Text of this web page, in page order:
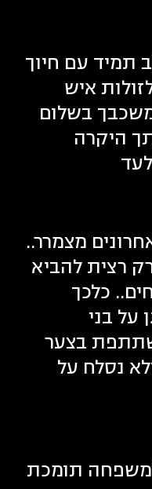
תמיד עם חיוך
איש
בשלום
היקרה
מצמרר..
רצית להביא
כלכך
על בני
בצער
נסלח על
תומכת